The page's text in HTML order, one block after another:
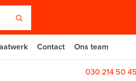
Contact Ons team
030 214 50 45